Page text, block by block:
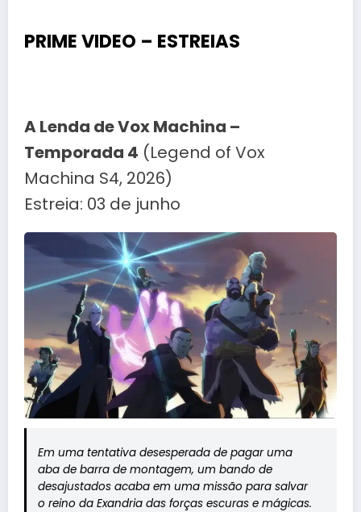
PRIME VIDEO – ESTREIAS
A Lenda de Vox Machina –
Temporada 4 (Legend of Vox
Machina S4, 2026)
Estreia: 03 de junho
Em uma tentativa desesperada de pagar uma
aba de barra de montagem, um bando de
desajustados acaba em uma missão para salvar
o reino da Exandria das forças escuras e mágicas.